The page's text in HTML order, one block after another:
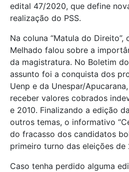
edital 47/2020, que define
realização do PSS.
Na coluna “Matula do Direito”,
Melhado falou sobre a
da magistratura. No Boletim
assunto foi a conquista dos
Uenp e da Unespar/
receber valores cobrados
e 2010. Finalizando a edição
outros temas, o informativo
do fracasso dos candidatos
primeiro turno das eleições de
Caso tenha perdido alguma